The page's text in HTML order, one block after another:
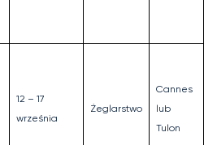
12 – 17
września
Żeglarstwo
Cannes
lub
Tulon